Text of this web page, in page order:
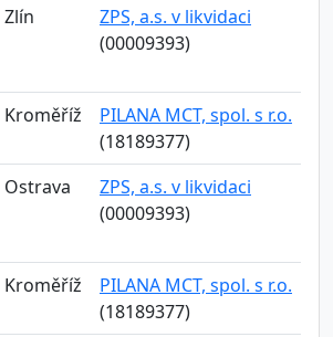
Zlín
ZPS, a.s. v likvidaci
(00009393)
Kroměříž
PILANA MCT, spol. s r.o.
(18189377)
Ostrava
ZPS, a.s. v likvidaci
(00009393)
Kroměříž
PILANA MCT, spol. s r.o.
(18189377)